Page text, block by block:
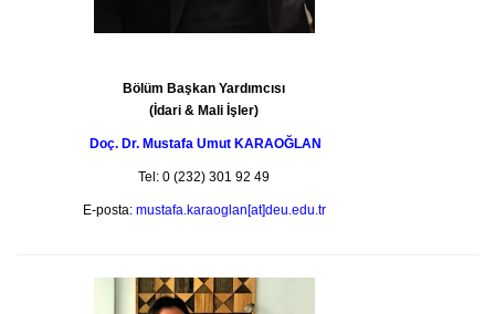
Bölüm Başkan Yardımcısı
(İdari & Mali İşler)
Doç. Dr. Mustafa Umut KARAOĞLAN
Tel: 0 (232) 301 92 49
E-posta: mustafa.karaoglan[at]deu.edu.tr